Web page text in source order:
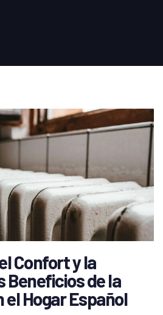
Confort y la
Beneficios de la
Hogar Español